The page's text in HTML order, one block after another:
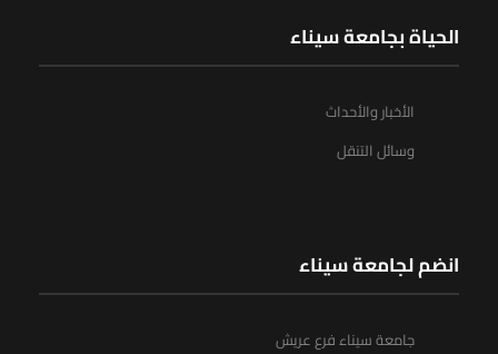
الحياة بجامعة سيناء
الأخبار والأحداث
وسائل التنقل
انضم لجامعة سيناء
جامعة سيناء فرع عريش